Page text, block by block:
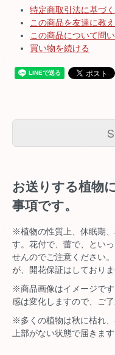
特定商取引法に基づく
この商品を友達に教
この商品について問
買い物を続ける
お送りする植物
事項です。
※植物の性質上、休眠期
す。花付で、蕾で、とい
せんのでご注意ください
が、開花保証はしており
※商品画像はイメージで
感は変化しますので、ご了
※多くの植物は秋に枯れ
上部がない状態で届きます